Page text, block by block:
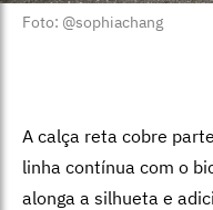
Foto: @sophiachang
A calça reta cobre
linha contínua com o
alonga a silhueta e